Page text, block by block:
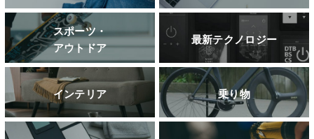
スポーツ・
アウトドア
最新テクノロジー
インテリア 乗り物